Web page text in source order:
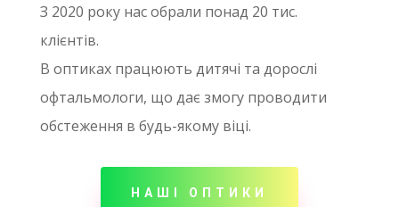
З 2020 року нас обрали понад 20 тис.
клієнтів.
В оптиках працюють дитячі та дорослі
офтальмологи, що дає змогу проводити
обстеження в будь-якому віці.
НАШІ ОПТИКИ